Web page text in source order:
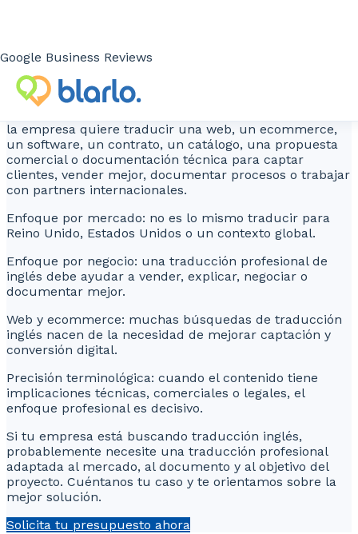
Google Business Reviews
documento, el nivel de especialización y el objetivo del
en negocio.
la empresa quiere traducir una web, un ecommerce,
un software, un contrato, un catálogo, una propuesta
comercial o documentación técnica para captar
clientes, vender mejor, documentar procesos o trabajar
con partners internacionales.
Enfoque por mercado: no es lo mismo traducir para
Reino Unido, Estados Unidos o un contexto global.
Enfoque por negocio: una traducción profesional de
inglés debe ayudar a vender, explicar, negociar o
documentar mejor.
Web y ecommerce: muchas búsquedas de traducción
inglés nacen de la necesidad de mejorar captación y
conversión digital.
Precisión terminológica: cuando el contenido tiene
implicaciones técnicas, comerciales o legales, el
enfoque profesional es decisivo.
Si tu empresa está buscando traducción inglés,
probablemente necesite una traducción profesional
adaptada al mercado, al documento y al objetivo del
proyecto. Cuéntanos tu caso y te orientamos sobre la
mejor solución.
Solicita tu presupuesto ahora